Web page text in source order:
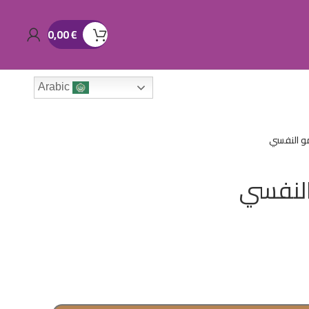
0,00€
Arabic
النفسي